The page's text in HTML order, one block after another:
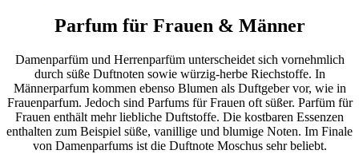
Parfum für Frauen & Männer
Damenparfüm und Herrenparfüm unterscheidet sich vornehmlich
durch süße Duftnoten sowie würzig-herbe Riechstoffe. In
Männerparfum kommen ebenso Blumen als Duftgeber vor, wie in
Frauenparfum. Jedoch sind Parfums für Frauen oft süßer. Parfüm für
Frauen enthält mehr liebliche Duftstoffe. Die kostbaren Essenzen
enthalten zum Beispiel süße, vanillige und blumige Noten. Im Finale
von Damenparfums ist die Duftnote Moschus sehr beliebt.